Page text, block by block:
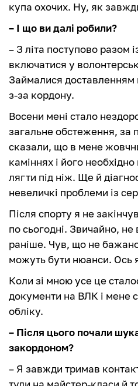
купа охочих. Ну, як
– І що ви далі робили?
– З літа поступово разом
включатися у
Займалися доставленням
з-за кордону.
Восени мені стало
загальне обстеження, за
сказали, що в мене
каміннях і його
лягти під ніж. Ще й
невеличкі проблеми із
Після спорту я не
по сьогодні. Звичайно, не
раніше. Чув, що не
можуть бути нюанси. Ось я
Коли зі мною усе це
документи на ВЛК і мене
обліку.
– Після цього почали
закордоном?
– Я завжди тримав